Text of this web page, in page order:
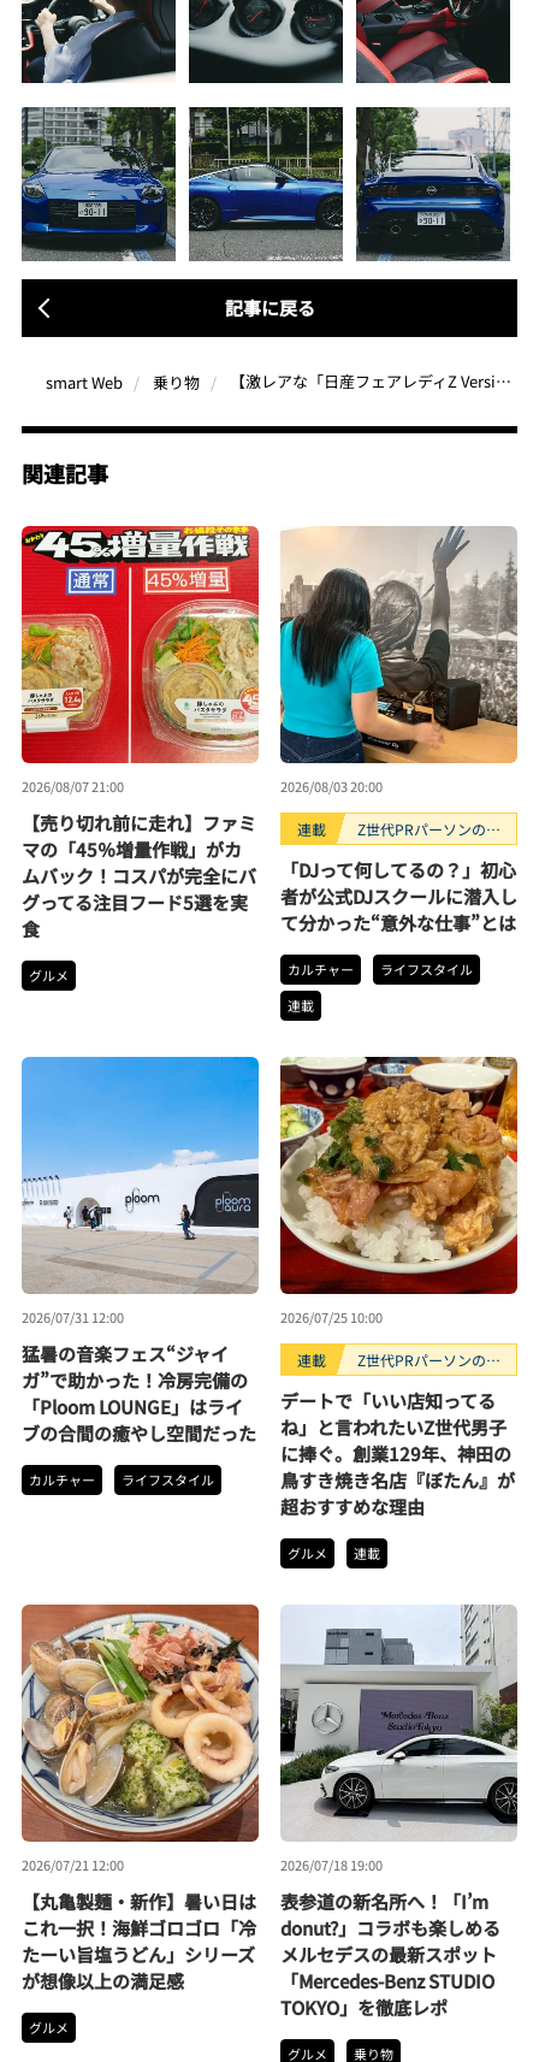
記事に戻る
smart Web 乗り物 【激レアな「日産フェアレディZ Version ST」試乗レポート】注文一時停止中の一台！ モダンテクノロジー×レトロデザインの見事な融合に感動しまくり
関連記事
2026/08/07 21:00
【売り切れ前に走れ】ファミ
マの「45％増量作戦」がカ
ムバック！コスパが完全にバ
グってる注目フード5選を実
食
グルメ
2026/08/03 20:00
連載
Z世代PRパーソンのキ
「DJって何してるの？」初心
者が公式DJスクールに潜入し
て分かった“意外な仕事”とは
カルチャー
ライフスタイル
連載
2026/07/31 12:00
猛暑の音楽フェス“ジャイ
ガ”で助かった！冷房完備の
「Ploom LOUNGE」はライ
ブの合間の癒やし空間だった
カルチャー ライフスタイル
2026/07/25 10:00
連載
Z世代PRパーソンのキ
デートで「いい店知ってる
ね」と言われたいZ世代男子
に捧ぐ。創業129年、神田の
鳥すき焼き名店『ぼたん』が
超おすすめな理由
グルメ 連載
2026/07/21 12:00
【丸亀製麺・新作】暑い日は
これ一択！海鮮ゴロゴロ「冷
たーい旨塩うどん」シリーズ
が想像以上の満足感
グルメ
2026/07/18 19:00
表参道の新名所へ！「I’m
donut?」コラボも楽しめる
メルセデスの最新スポット
「Mercedes-Benz STUDIO
TOKYO」を徹底レポ
グルメ 乗り物